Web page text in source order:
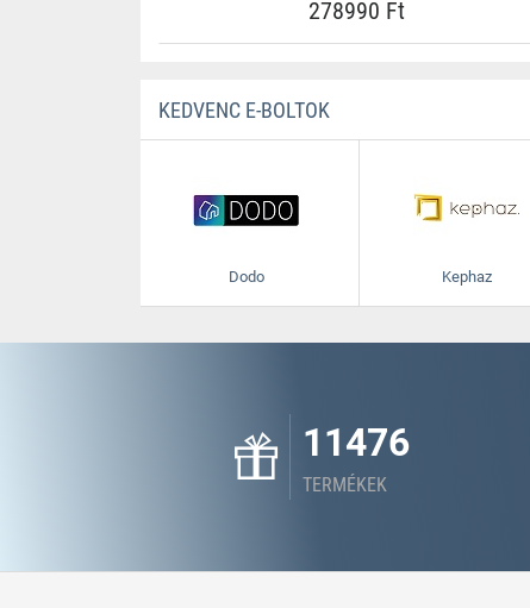
278990 Ft
KEDVENC E-BOLTOK
Dodo Kephaz
11476
TERMÉKEK